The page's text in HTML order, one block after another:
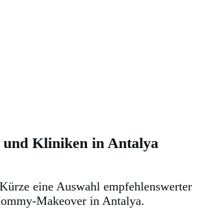
und Kliniken in Antalya
eine Auswahl empfehlenswerter
Makeover in Antalya.